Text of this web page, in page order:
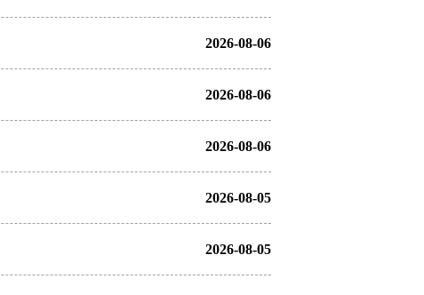
2026-08-06
2026-08-06
2026-08-06
2026-08-05
2026-08-05